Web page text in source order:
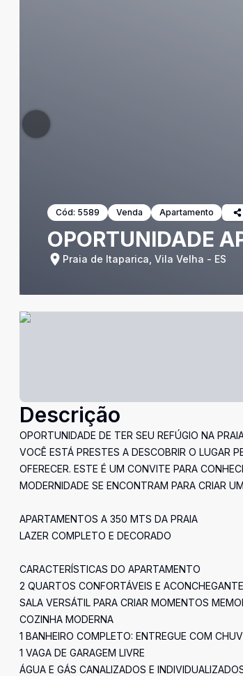
Cód: 5589 Venda Apartamento
OPORTUNIDADE
Praia de Itaparica, Vila Velha - ES
Descrição
OPORTUNIDADE DE TER SEU REFÚGIO NA
VOCÊ ESTÁ PRESTES A DESCOBRIR O LUGAR
OFERECER. ESTE É UM CONVITE PARA
MODERNIDADE SE ENCONTRAM PARA CRIAR
APARTAMENTOS A 350 MTS DA PRAIA
LAZER COMPLETO E DECORADO
CARACTERÍSTICAS DO APARTAMENTO
2 QUARTOS CONFORTÁVEIS E
SALA VERSÁTIL PARA CRIAR MOMENTOS
COZINHA MODERNA
1 BANHEIRO COMPLETO: ENTREGUE COM
1 VAGA DE GARAGEM LIVRE
ÁGUA E GÁS CANALIZADOS E